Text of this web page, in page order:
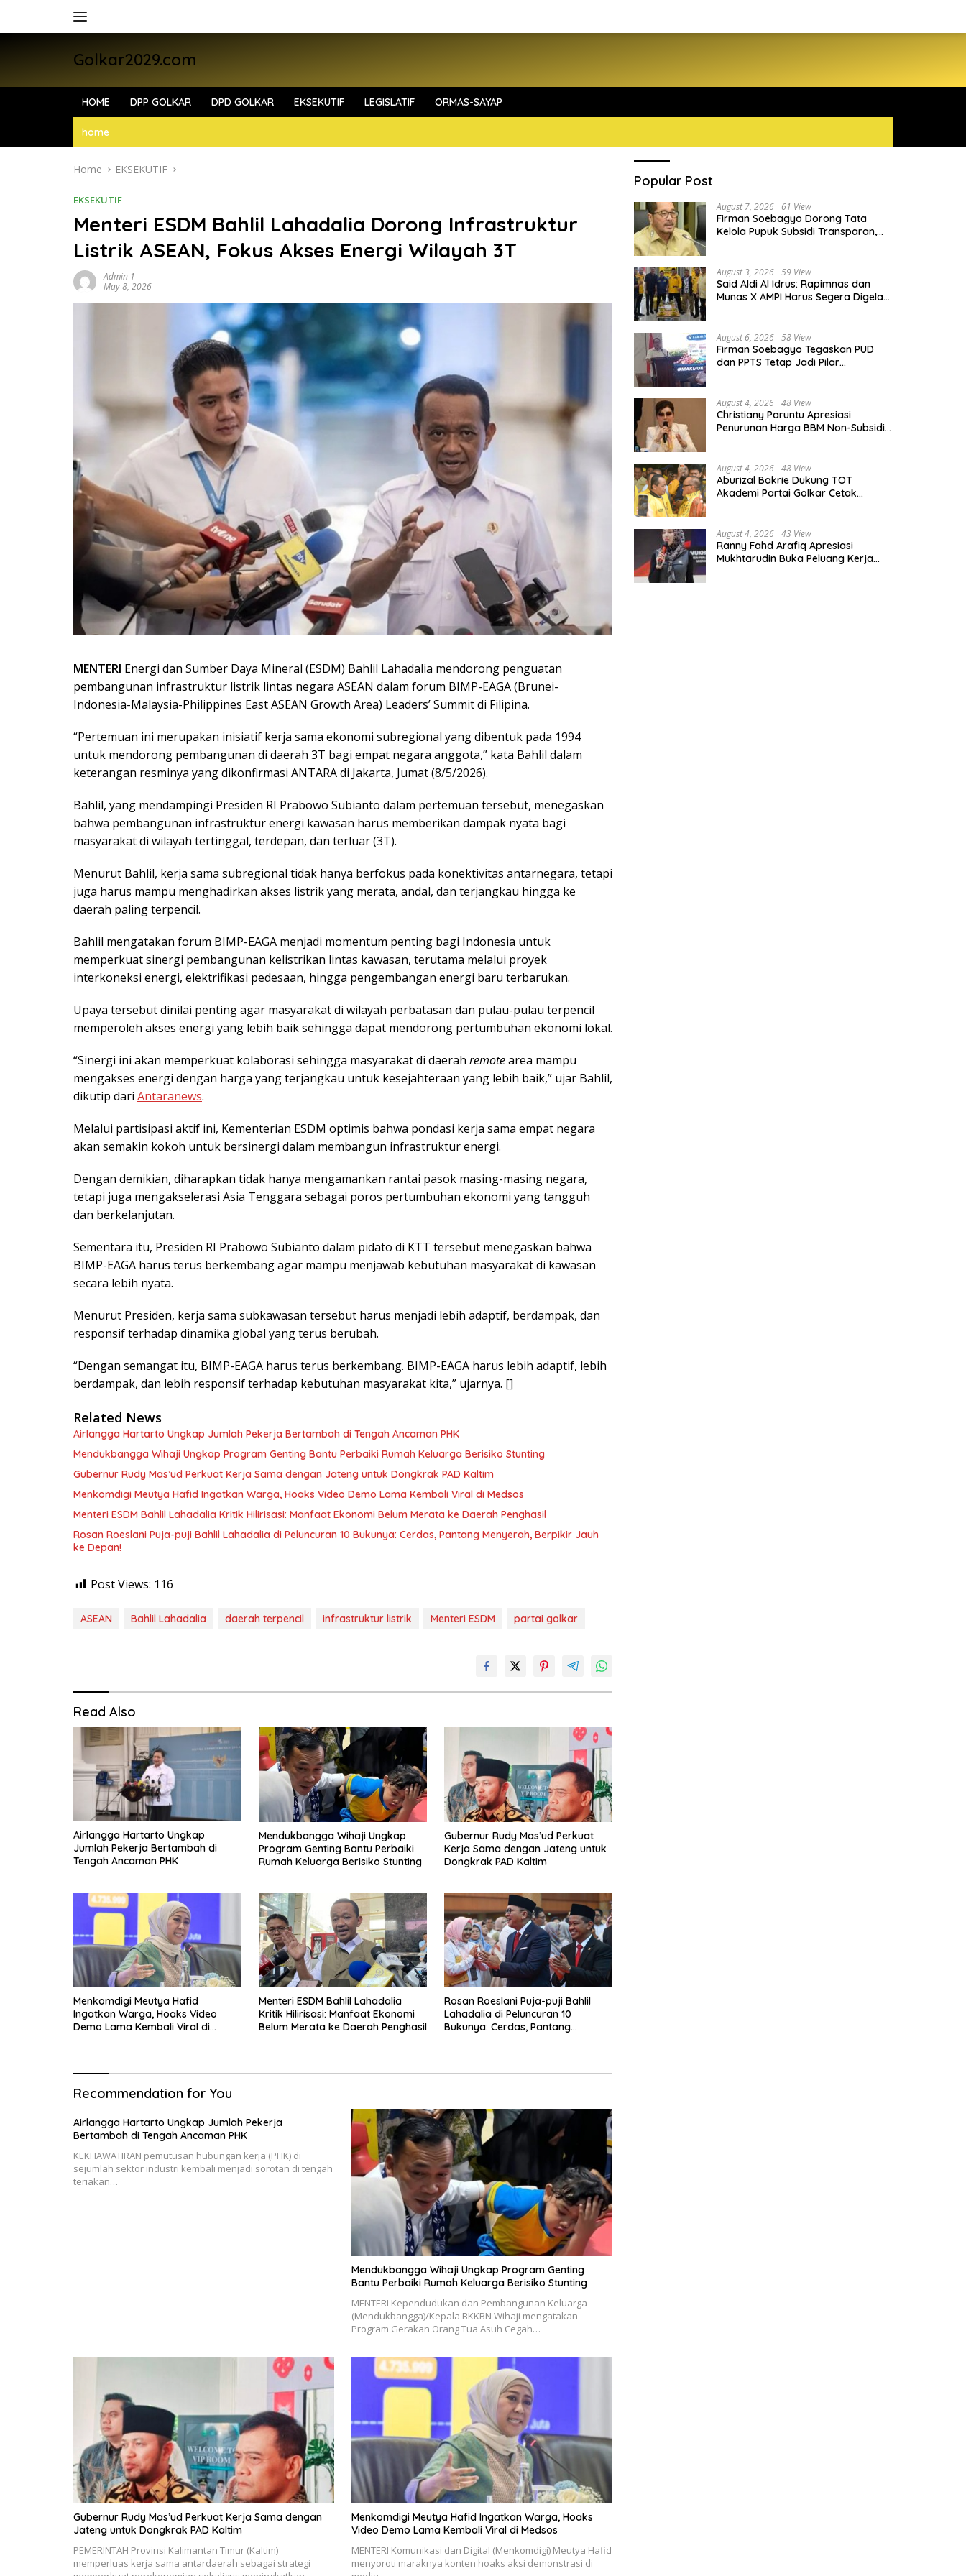
Golkar2029.com
HOME DPP GOLKAR DPD GOLKAR EKSEKUTIF LEGISLATIF ORMAS-SAYAP
home
Home EKSEKUTIF
EKSEKUTIF
Menteri ESDM Bahlil Lahadalia Dorong Infrastruktur
Listrik ASEAN, Fokus Akses Energi Wilayah 3T
Admin 1
May 8, 2026
MENTERI Energi dan Sumber Daya Mineral (ESDM) Bahlil Lahadalia mendorong penguatan
pembangunan infrastruktur listrik lintas negara ASEAN dalam forum BIMP-EAGA (Brunei-
Indonesia-Malaysia-Philippines East ASEAN Growth Area) Leaders’ Summit di Filipina.
“Pertemuan ini merupakan inisiatif kerja sama ekonomi subregional yang dibentuk pada 1994
untuk mendorong pembangunan di daerah 3T bagi empat negara anggota,” kata Bahlil dalam
keterangan resminya yang dikonfirmasi ANTARA di Jakarta, Jumat (8/5/2026).
Bahlil, yang mendampingi Presiden RI Prabowo Subianto dalam pertemuan tersebut, menegaskan
bahwa pembangunan infrastruktur energi kawasan harus memberikan dampak nyata bagi
masyarakat di wilayah tertinggal, terdepan, dan terluar (3T).
Menurut Bahlil, kerja sama subregional tidak hanya berfokus pada konektivitas antarnegara, tetapi
juga harus mampu menghadirkan akses listrik yang merata, andal, dan terjangkau hingga ke
daerah paling terpencil.
Bahlil mengatakan forum BIMP-EAGA menjadi momentum penting bagi Indonesia untuk
memperkuat sinergi pembangunan kelistrikan lintas kawasan, terutama melalui proyek
interkoneksi energi, elektrifikasi pedesaan, hingga pengembangan energi baru terbarukan.
Upaya tersebut dinilai penting agar masyarakat di wilayah perbatasan dan pulau-pulau terpencil
memperoleh akses energi yang lebih baik sehingga dapat mendorong pertumbuhan ekonomi lokal.
“Sinergi ini akan memperkuat kolaborasi sehingga masyarakat di daerah remotearea mampu
mengakses energi dengan harga yang terjangkau untuk kesejahteraan yang lebih baik,” ujar Bahlil,
dikutip dari Antaranews.
Melalui partisipasi aktif ini, Kementerian ESDM optimis bahwa pondasi kerja sama empat negara
akan semakin kokoh untuk bersinergi dalam membangun infrastruktur energi.
Dengan demikian, diharapkan tidak hanya mengamankan rantai pasok masing-masing negara,
tetapi juga mengakselerasi Asia Tenggara sebagai poros pertumbuhan ekonomi yang tangguh
dan berkelanjutan.
Sementara itu, Presiden RI Prabowo Subianto dalam pidato di KTT tersebut menegaskan bahwa
BIMP-EAGA harus terus berkembang agar mampu menjawab kebutuhan masyarakat di kawasan
secara lebih nyata.
Menurut Presiden, kerja sama subkawasan tersebut harus menjadi lebih adaptif, berdampak, dan
responsif terhadap dinamika global yang terus berubah.
“Dengan semangat itu, BIMP-EAGA harus terus berkembang. BIMP-EAGA harus lebih adaptif, lebih
berdampak, dan lebih responsif terhadap kebutuhan masyarakat kita,” ujarnya. []
Related News
Airlangga Hartarto Ungkap Jumlah Pekerja Bertambah di Tengah Ancaman PHK
Mendukbangga Wihaji Ungkap Program Genting Bantu Perbaiki Rumah Keluarga Berisiko Stunting
Gubernur Rudy Mas’ud Perkuat Kerja Sama dengan Jateng untuk Dongkrak PAD Kaltim
Menkomdigi Meutya Hafid Ingatkan Warga, Hoaks Video Demo Lama Kembali Viral di Medsos
Menteri ESDM Bahlil Lahadalia Kritik Hilirisasi: Manfaat Ekonomi Belum Merata ke Daerah Penghasil
Rosan Roeslani Puja-puji Bahlil Lahadalia di Peluncuran 10 Bukunya: Cerdas, Pantang Menyerah, Berpikir Jauh
ke Depan!
Post Views: 116
ASEAN Bahlil Lahadalia daerah terpencil infrastruktur listrik Menteri ESDM partai golkar
Read Also
Airlangga Hartarto Ungkap
Jumlah Pekerja Bertambah di
Tengah Ancaman PHK
Mendukbangga Wihaji Ungkap
Program Genting Bantu Perbaiki
Rumah Keluarga Berisiko Stunting
Gubernur Rudy Mas’ud Perkuat
Kerja Sama dengan Jateng untuk
Dongkrak PAD Kaltim
Menkomdigi Meutya Hafid
Ingatkan Warga, Hoaks Video
Demo Lama Kembali Viral di
Menteri ESDM Bahlil Lahadalia
Kritik Hilirisasi: Manfaat Ekonomi
Belum Merata ke Daerah Penghasil
Rosan Roeslani Puja-puji Bahlil
Lahadalia di Peluncuran 10
Bukunya: Cerdas, Pantang
Recommendation for You
Airlangga Hartarto Ungkap Jumlah Pekerja
Bertambah di Tengah Ancaman PHK
KEKHAWATIRAN pemutusan hubungan kerja (PHK) di
sejumlah sektor industri kembali menjadi sorotan di tengah
teriakan…
Mendukbangga Wihaji Ungkap Program Genting
Bantu Perbaiki Rumah Keluarga Berisiko Stunting
MENTERI Kependudukan dan Pembangunan Keluarga
(Mendukbangga)/Kepala BKKBN Wihaji mengatakan
Program Gerakan Orang Tua Asuh Cegah…
Gubernur Rudy Mas’ud Perkuat Kerja Sama dengan
Jateng untuk Dongkrak PAD Kaltim
PEMERINTAH Provinsi Kalimantan Timur (Kaltim)
memperluas kerja sama antardaerah sebagai strategi
Menkomdigi Meutya Hafid Ingatkan Warga, Hoaks
Video Demo Lama Kembali Viral di Medsos
MENTERI Komunikasi dan Digital (Menkomdigi) Meutya Hafid
menyoroti maraknya konten hoaks aksi demonstrasi di
Popular Post
August 7, 2026 61 View
Firman Soebagyo Dorong Tata
Kelola Pupuk Subsidi Transparan,
August 3, 2026 59 View
Said Aldi Al Idrus: Rapimnas dan
Munas X AMPI Harus Segera Digelar
August 6, 2026 58 View
Firman Soebagyo Tegaskan PUD
dan PPTS Tetap Jadi Pilar
August 4, 2026 48 View
Christiany Paruntu Apresiasi
Penurunan Harga BBM Non-Subsidi,
August 4, 2026 48 View
Aburizal Bakrie Dukung TOT
Akademi Partai Golkar Cetak
August 4, 2026 43 View
Ranny Fahd Arafiq Apresiasi
Mukhtarudin Buka Peluang Kerja